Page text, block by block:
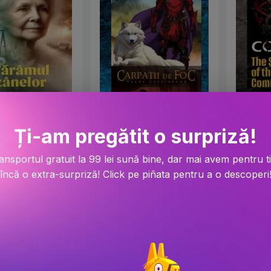
43.8 Lei 38.1
Ți-am pregătit o surpriză!
gratuit la 99 lei sună bine, dar mai avem pentru
încă o extra-surpriză! Click pe piñata pentru a o descoperi!